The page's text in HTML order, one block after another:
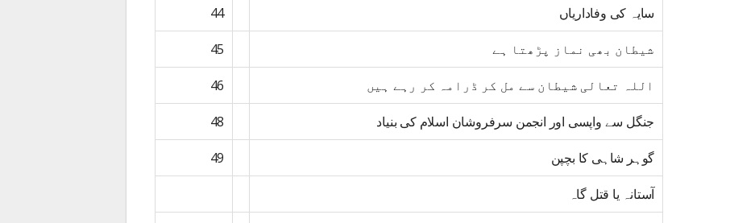
سایہ کی وفاداریاں 44
شیطان بھی نماز پڑھتا ہے 45
اللہ تعالی شیطان سے مل کر ڈرامہ کر رہے ہیں 46
جنگل سے واپسی اور انجمن سرفروشان اسلام کی بنیاد 48
گوہر شاہی کا بچپن 49
آستانہ یا قتل گاہ